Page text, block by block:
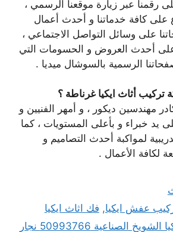
رقمنا عبر زيارة موقعنا الرسمي ،
على كافة خدماتنا و أحدث أعمال
على وسائل التواصل الاجتماعي ،
أحدث العروض و الحسومات التي
الرسمية بالسوشال ميديا .
أثاث ايكيا غرناطة ؟
مهندسين ديكور ، و أمهر الفنيين و
يد خبراء و بأعلى المستويات ، كما
لمواكبة أحدث التصاميم و
لكافة الأعمال .
عفش ايكيا, فك اثاث ايكيا
تركيب أثاث ايكيا الشويخ الصناعية 50993766 نجار